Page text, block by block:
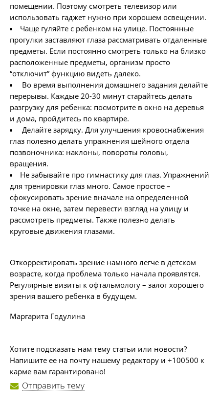
помещении. Поэтому смотреть телевизор или
использовать гаджет нужно при хорошем освещении.
Чаще гуляйте с ребенком на улице. Постоянные
прогулки заставляют глаза рассматривать отдаленные
предметы. Если постоянно смотреть только на близко
расположенные предметы, организм просто
“отключит” функцию видеть далеко.
Во время выполнения домашнего задания делайте
перерывы. Каждые 20-30 минут старайтесь делать
разгрузку для ребенка: посмотрите в окно на деревья
и дома, пройдитесь по квартире.
Делайте зарядку. Для улучшения кровоснабжения
глаз полезно делать упражнения шейного отдела
позвоночника: наклоны, повороты головы,
вращения.
Не забывайте про гимнастику для глаз. Упражнений
для тренировки глаз много. Самое простое –
сфокусировать зрение вначале на определенной
точке на окне, затем перевести взгляд на улицу и
рассмотреть предметы. Также полезно делать
круговые движения глазами.
Откорректировать зрение намного легче в детском
возрасте, когда проблема только начала проявлятся.
Регулярные визиты к офтальмологу – залог хорошего
зрения вашего ребенка в будущем.
Маргарита Годулина
Хотите подсказать нам тему статьи или новости?
Напишите ее на почту нашему редактору и +100500 к
карме вам гарантировано!
Отправить тему